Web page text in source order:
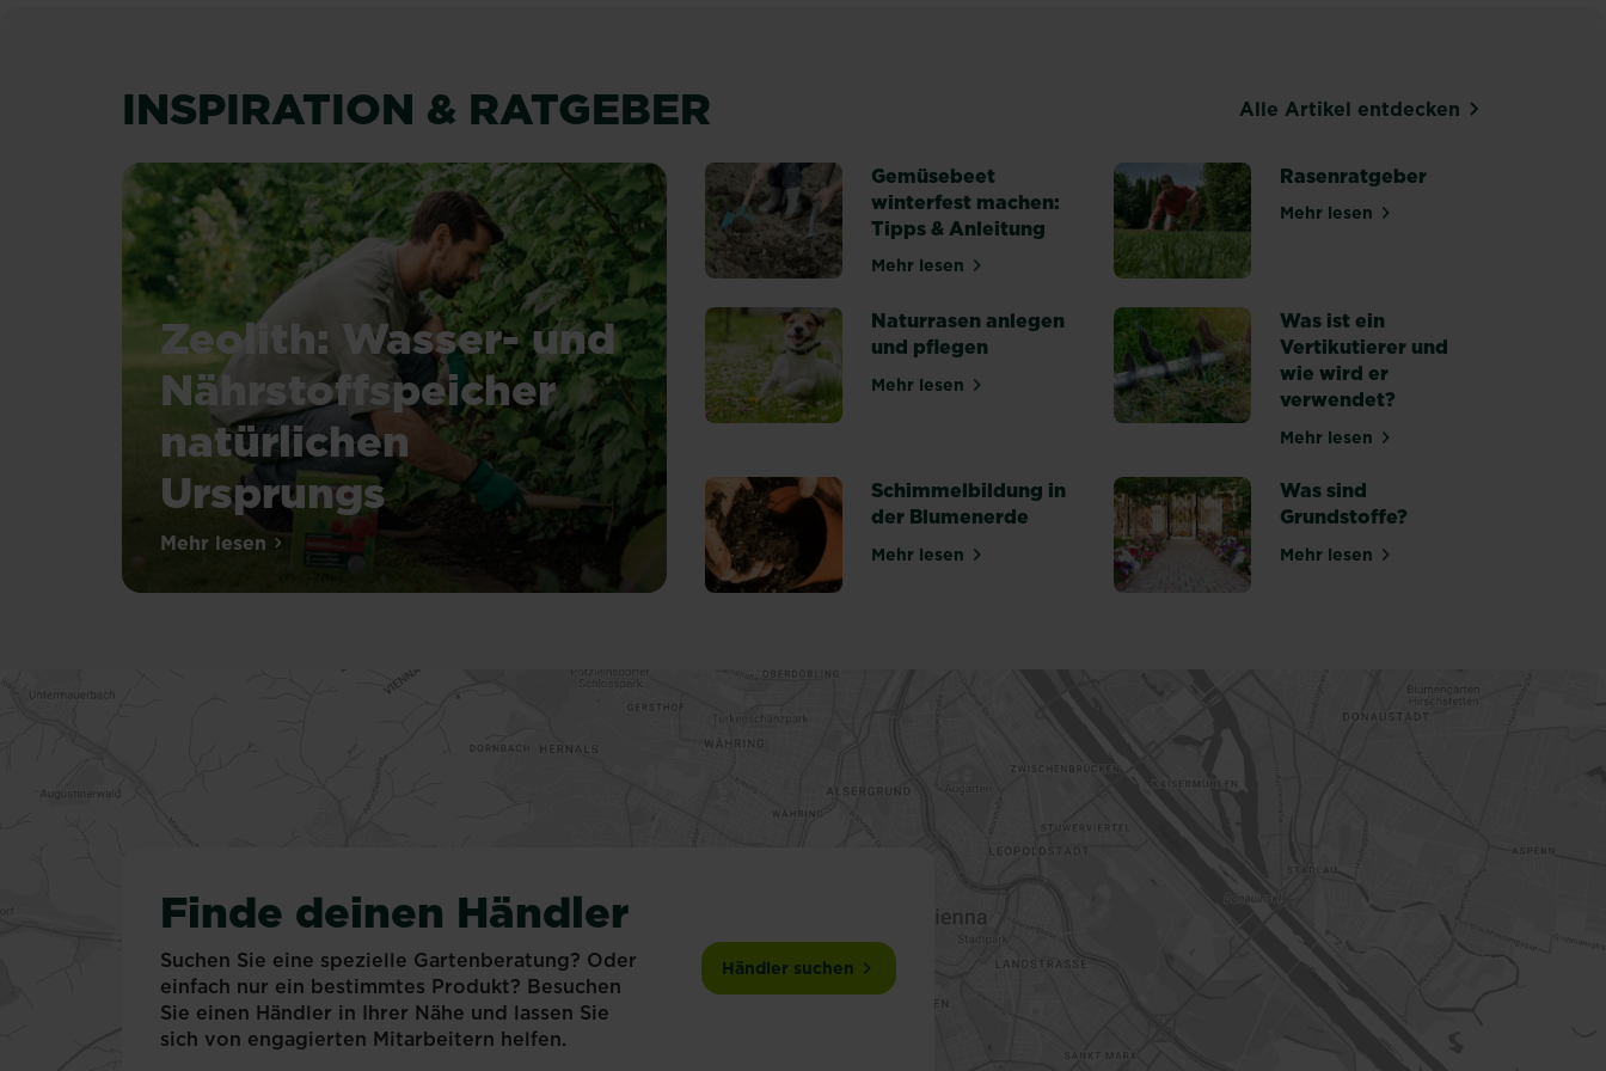
INSPIRATION & RATGEBER Alle Artikel entdecken
Zeolith: Wasser- und
Nährstoffspeicher
natürlichen
Ursprungs
Unserere
unter
Ursprungs,
Beispiel
in
vulkanischem
Gestein
zu
finden
Mehr lesenüber Zeolith: Wasser- und Nährstoffspeicher natürlichen Ursprungs
Gemüsebeet
winterfest machen:
Tipps & Anleitung
Mehr lesenüber Gemüsebeet winterfest machen: Tipps & Anleitung
Rasenratgeber
Mehr lesenüber Rasenratgeber
Naturrasen anlegen
und pflegen
Mehr lesenüber Naturrasen anlegen und pflegen
Was ist ein
Vertikutierer und
wie wird er
verwendet?
Mehr lesenüber Was ist ein Vertikutierer
Schimmelbildung in
der Blumenerde
Mehr lesenüber Schimmelbildung in der Blumenerde
Was sind
Grundstoffe?
Mehr lesenüber Was sind Grundstoffe?
Finde deinen Händler
Suchen Sie eine spezielle Gartenberatung? Oder
einfach nur ein bestimmtes Produkt? Besuchen
Sie einen Händler in Ihrer Nähe und lassen Sie
sich von engagierten Mitarbeitern helfen.
Händler suchen